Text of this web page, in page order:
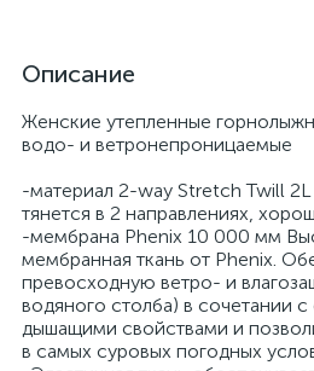
Описание
Женские утепленные
водо- и ветронепроницаемые
-материал 2-way Stretch Twill
тянется в 2 направлениях,
-мембрана Phenix 10 000 мм
мембранная ткань от Phenix.
превосходную ветро- и
водяного столба) в сочетании
дышащими свойствами и
в самых суровых погодных